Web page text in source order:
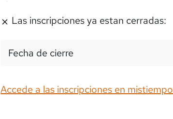
Las inscripciones ya estan cerradas:
Fecha de cierre
Accede a las inscripciones en